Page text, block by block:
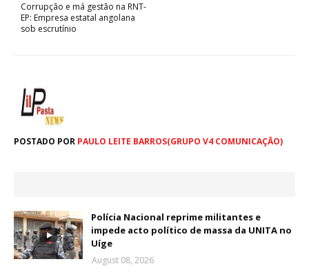
Corrupção e má gestão na RNT-
EP: Empresa estatal angolana
sob escrutínio
POSTADO POR PAULO LEITE BARROS(GRUPO V4 COMUNICAÇÃO)
Polícia Nacional reprime militantes e
impede acto político de massa da UNITA no
Uíge
August 08, 2026